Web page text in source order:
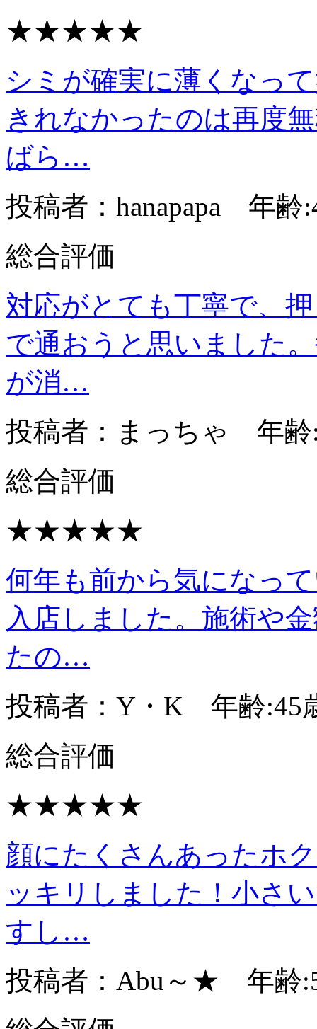
★★★★★
シミが確実に薄くなっ
きれなかったのは再度
ばら…
投稿者：hanapapa 年齢
総合評価
対応がとても丁寧で、
で通おうと思いました
が消…
投稿者：まっちゃ 年齢
総合評価
★★★★★
何年も前から気になっ
入店しました。施術や
たの…
投稿者：Y・K 年齢:45
総合評価
★★★★★
顔にたくさんあったホ
ッキリしました！小さ
すし…
投稿者：Abu～★ 年齢